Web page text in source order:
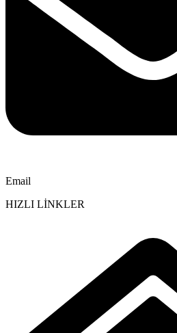
Email
HIZLI LİNKLER